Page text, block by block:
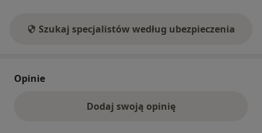
Szukaj specjalistów według ubezpieczenia
Opinie
Dodaj swoją opinię